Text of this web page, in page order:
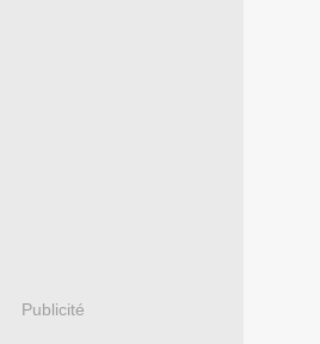
Publicité